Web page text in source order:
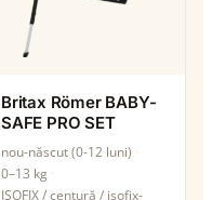
Britax Römer BABY-
SAFE PRO SET
nou-născut (0-12 luni)
0–13 kg
ISOFIX / centură / isofix-